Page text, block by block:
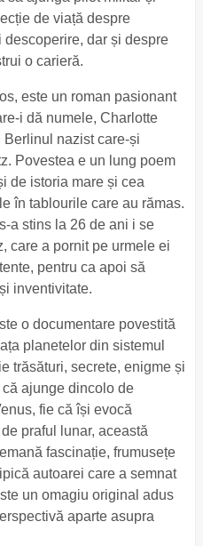
de viață despre
dar și despre
o carieră.
este un roman pasionant
i dă numele, Charlotte
nazist care-și
Povestea e un lung poem
de istoria mare și cea
în tablourile care au rămas.
a stins la 26 de ani i se
care a pornit pe urmele ei
pentru ca apoi să
inventivitate.
o documentare povestită
planetelor din sistemul
trăsături, secrete, enigme și
ajunge dincolo de
fie că își evocă
praful lunar, această
fascinație, frumusețe
autoarei care a semnat
un omagiu original adus
aparte asupra